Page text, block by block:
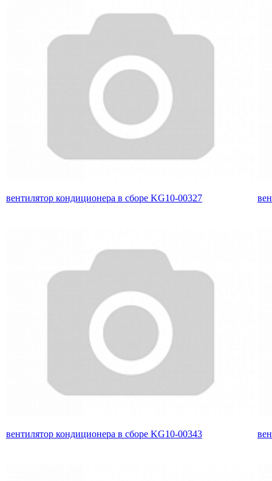
вентилятор кондиционера в сборе KG10-00327
вентилятор кондиционера в сборе KG10-00343